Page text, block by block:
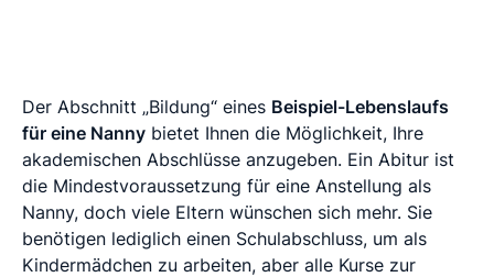
Der Abschnitt „Bildung“ eines Beispiel-Lebenslaufs
für eine Nanny bietet Ihnen die Möglichkeit, Ihre
akademischen Abschlüsse anzugeben. Ein Abitur ist
die Mindestvoraussetzung für eine Anstellung als
Nanny, doch viele Eltern wünschen sich mehr. Sie
benötigen lediglich einen Schulabschluss, um als
Kindermädchen zu arbeiten, aber alle Kurse zur